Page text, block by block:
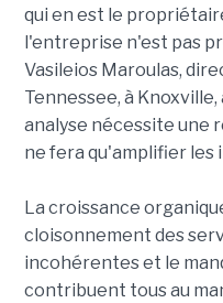
qui en est le
l'entreprise n'est pas
Vasileios Maroulas,
Tennessee, à Knoxville,
analyse nécessite une
ne fera qu'amplifier les
La croissance
cloisonnement des
incohérentes et le
contribuent tous au